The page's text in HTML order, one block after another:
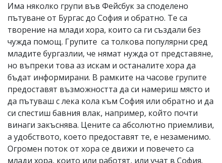
Има няколко групи във Фейсбук за споделено
пътуване от Бургас до София и обратно. Те са
творение на млади хора, които са ги създали без
чужда помощ. Групите са толкова популярни сред
младите бургазлии, че нямат нужда от представяне,
но въпреки това аз искам и останалите хора да
бъдат информирани. В рамките на часове групите
предоставят възможността да си намериш място и
да пътуваш с лека кола към София или обратно и да
си спестиш бавния влак, например, който почти
винаги закъснява. Цените са абсолютно приемливи,
а удобството, което предоставят те, е незаменимо.
Огромен поток от хора се движи и повечето са
млади хора, които или работят, или учат в София.